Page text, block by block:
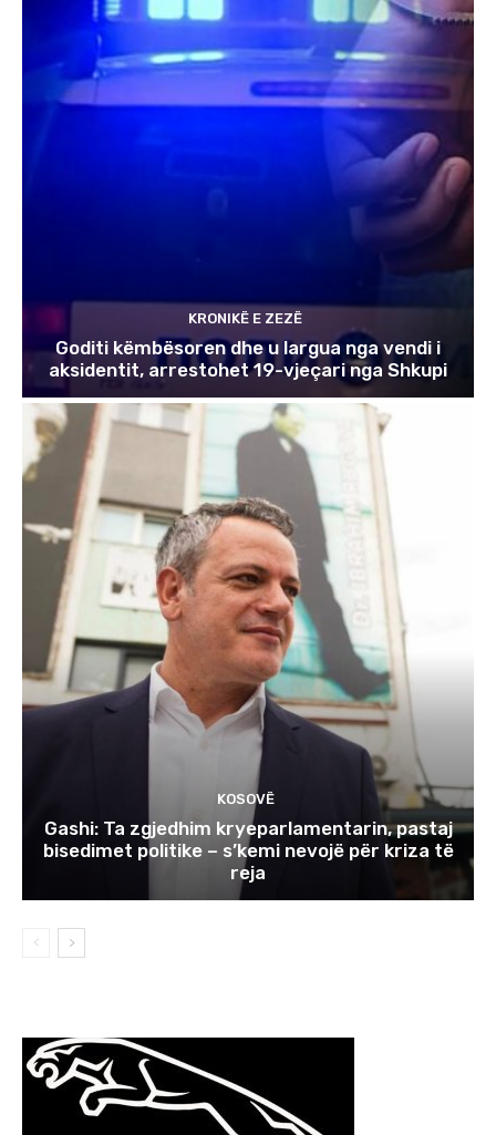
KRONIKË E ZEZË
Goditi këmbësoren dhe u largua nga vendi i
aksidentit, arrestohet 19-vjeçari nga Shkupi
KOSOVË
Gashi: Ta zgjedhim kryeparlamentarin, pastaj
bisedimet politike – s’kemi nevojë për kriza të
reja